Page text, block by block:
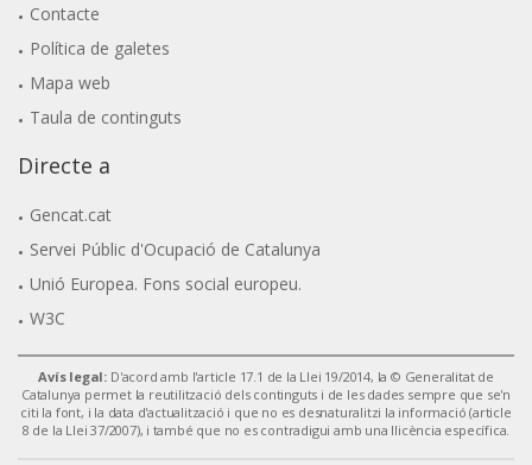
Contacte
Política de galetes
Mapa web
Taula de continguts
Directe a
Gencat.cat
Servei Públic d'Ocupació de Catalunya
Unió Europea. Fons social europeu.
W3C
Avís legal: D'acord amb l'article 17.1 de la Llei 19/2014, la © Generalitat de
Catalunya permet la reutilització dels continguts i de les dades sempre que se'n
citi la font, i la data d'actualització i que no es desnaturalitzi la informació (article
8 de la Llei 37/2007), i també que no es contradigui amb una llicència específica.